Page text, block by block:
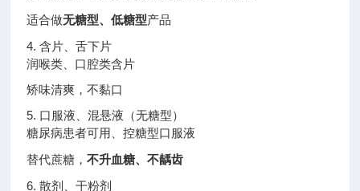
适合做无糖型、低糖型产品
4. 含片、舌下片
润喉类、口腔类含片
矫味清爽，不黏口
5. 口服液、混悬液（无糖型）
糖尿病患者可用、控糖型口服液
替代蔗糖，不升血糖、不龋齿
6. 散剂、干粉剂